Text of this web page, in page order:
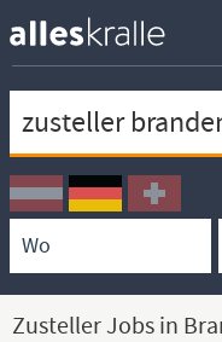
Ortssuche
Umkreissuche
Arbeitsform
Zusteller Jobs in